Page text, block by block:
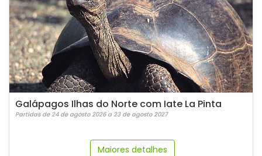
Galápagos Ilhas do Norte com Iate La Pinta
Partidas de 24 de agosto 2026 a 23 de agosto 2027
Maiores detalhes